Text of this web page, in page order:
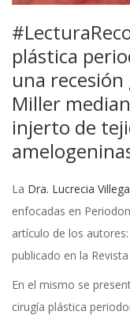
plástica
una recesión
Miller
injerto de
La Dra. Lucrecia
enfocadas en
artículo de los
publicado en la
En el mismo se
cirugía plástica